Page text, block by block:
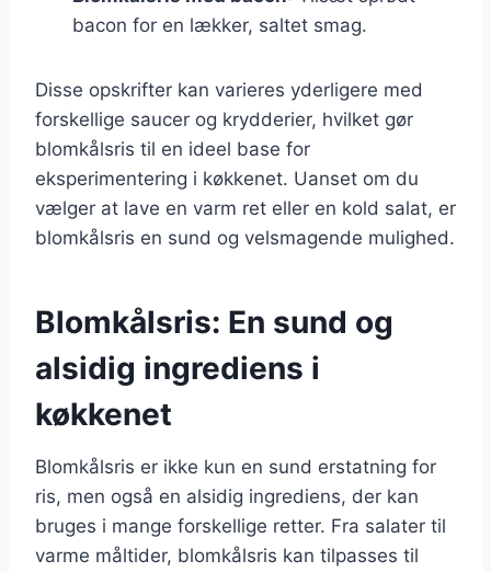
bacon for en lækker, saltet smag.
Disse opskrifter kan varieres yderligere med
forskellige saucer og krydderier, hvilket gør
blomkålsris til en ideel base for
eksperimentering i køkkenet. Uanset om du
vælger at lave en varm ret eller en kold salat, er
blomkålsris en sund og velsmagende mulighed.
Blomkålsris: En sund og
alsidig ingrediens i
køkkenet
Blomkålsris er ikke kun en sund erstatning for
ris, men også en alsidig ingrediens, der kan
bruges i mange forskellige retter. Fra salater til
varme måltider, blomkålsris kan tilpasses til